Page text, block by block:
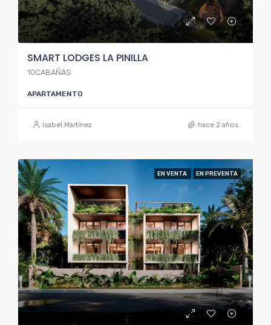
SMART LODGES LA PINILLA
10CABAÑAS
APARTAMENTO
Isabel Martínez hace 2 años
EN VENTA EN PREVENTA